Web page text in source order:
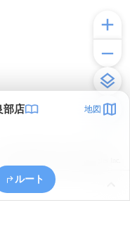
部店 地図
ルート